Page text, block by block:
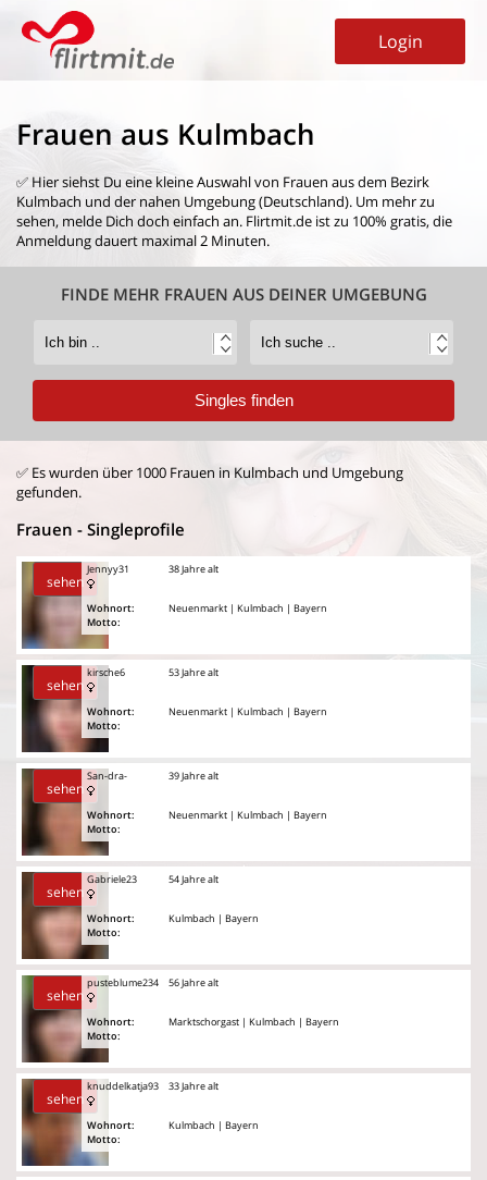
Login
Frauen aus Kulmbach
✅ Hier siehst Du eine kleine Auswahl von Frauen aus dem Bezirk
Kulmbach und der nahen Umgebung (Deutschland). Um mehr zu
sehen, melde Dich doch einfach an. Flirtmit.de ist zu 100% gratis, die
Anmeldung dauert maximal 2 Minuten.
FINDE MEHR FRAUEN AUS DEINER UMGEBUNG
✅ Es wurden über 1000 Frauen in Kulmbach und Umgebung
gefunden.
Frauen - Singleprofile
sehen
Jennyy31
Wohnort:
Motto:
38 Jahre alt
Neuenmarkt | Kulmbach | Bayern
sehen
kirsche6
Wohnort:
Motto:
53 Jahre alt
Neuenmarkt | Kulmbach | Bayern
sehen
San-dra-
Wohnort:
Motto:
39 Jahre alt
Neuenmarkt | Kulmbach | Bayern
sehen
Gabriele23
Wohnort:
Motto:
54 Jahre alt
Kulmbach | Bayern
sehen
pusteblume234
Wohnort:
Motto:
56 Jahre alt
Marktschorgast | Kulmbach | Bayern
sehen
knuddelkatja93
Wohnort:
Motto:
33 Jahre alt
Kulmbach | Bayern